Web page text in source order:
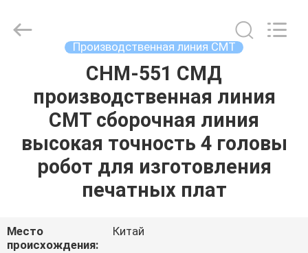
ПРОДУКЦИЯ
ВИДЕОЗАПИСИ
НАС
TECHNOLOGY
LIMITED.
Производственная линия СМТ
CHM-551 СМД
производственная линия
СМТ сборочная линия
высокая точность 4 головы
робот для изготовления
печатных плат
Место
происхождения:
Китай